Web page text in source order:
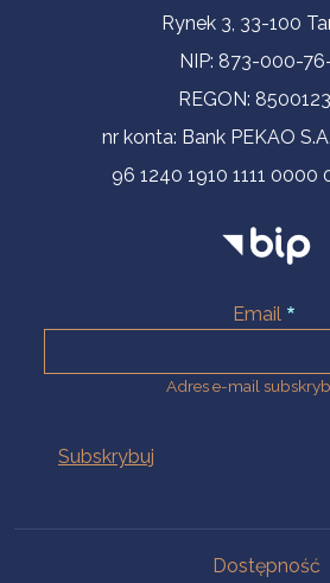
Informacje kontaktowe
Rynek 3, 33-100
NIP: 873-000-
REGON:
nr konta: Bank PEKAO
96 1240 1910 1111 0000
Email
Adres e-mail
Dostępność